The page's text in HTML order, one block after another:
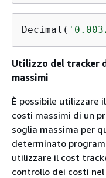
Decimal(
Utilizzo del tracker
massimi
È possibile utilizzare
costi massimi di un
soglia massima per
determinato
utilizzare il cost
controllo dei costi